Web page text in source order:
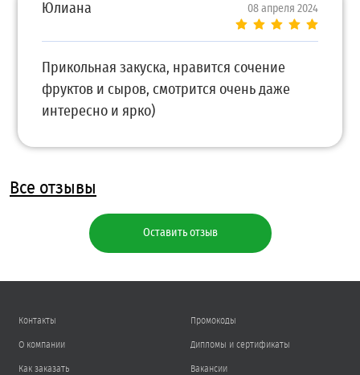
Оставить отзыв
Юлиана 08 апреля 2024
Прикольная закуска, нравится сочение
фруктов и сыров, смотрится очень даже
интересно и ярко)
Все отзывы
Контакты
О компании
Как заказать
Промокоды
Дипломы и сертификаты
Вакансии